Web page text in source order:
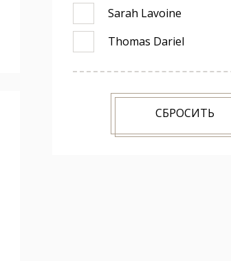
Sarah Lavoine
Thomas Dariel
СБРОСИТЬ